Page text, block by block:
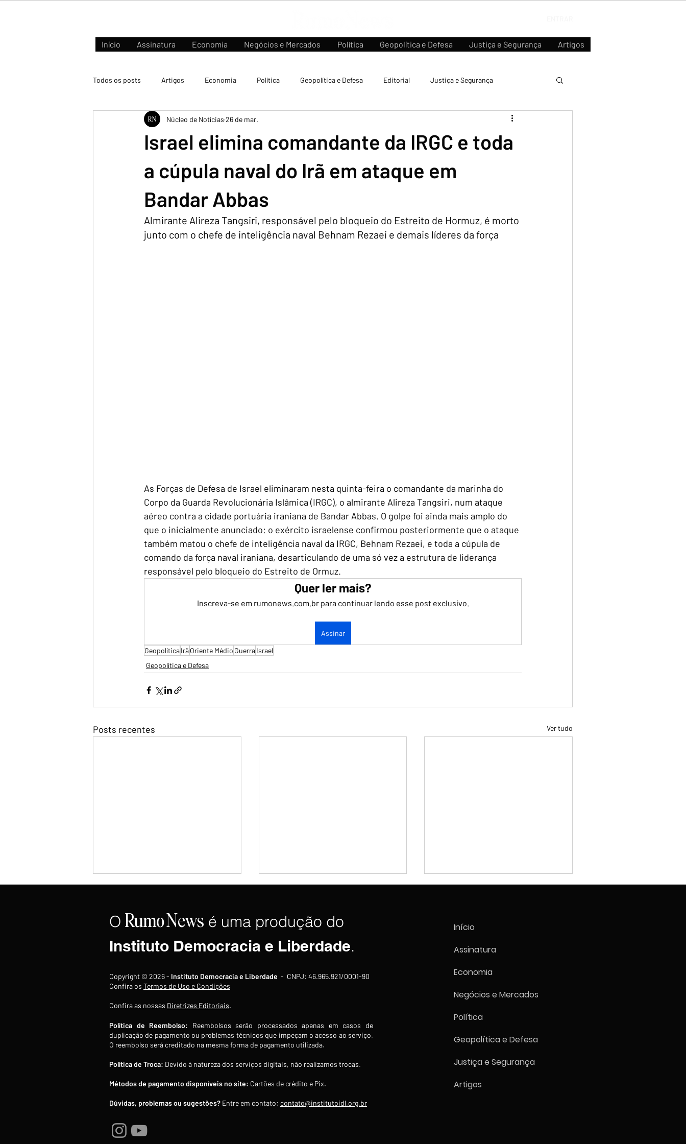
Início Assinatura Economia Negócios e Mercados Política Geopolítica e Defesa Justiça e Segurança Artigos
Todos os posts Artigos Economia Política Geopolítica e Defesa Editorial Justiça e Segurança
Negócios e Mercados
Israel elimina comandante da IRGC e toda
a cúpula naval do Irã em ataque em
Bandar Abbas
Núcleo de Notícias 26 de mar.
Almirante Alireza Tangsiri, responsável pelo bloqueio do Estreito de Hormuz, é morto
junto com o chefe de inteligência naval Behnam Rezaei e demais líderes da força
As Forças de Defesa de Israel eliminaram nesta quinta-feira o comandante da marinha do
Corpo da Guarda Revolucionária Islâmica (IRGC), o almirante Alireza Tangsiri, num ataque
aéreo contra a cidade portuária iraniana de Bandar Abbas. O golpe foi ainda mais amplo do
que o inicialmente anunciado: o exército israelense confirmou posteriormente que o ataque
também matou o chefe de inteligência naval da IRGC, Behnam Rezaei, e toda a cúpula de
comando da força naval iraniana, desarticulando de uma só vez a estrutura de liderança
responsável pelo bloqueio do Estreito de Ormuz.
Quer ler mais?
Inscreva-se em rumonews.com.br para continuar lendo esse post exclusivo.
Assinar
GeopolíticaIrãOriente Médio GuerraIsrael
Geopolítica e Defesa
Posts recentes Ver tudo
Irã quase foi alvo do "maior
ataque desde a Segunda
não aconteceu?
Agência afirma que o exército
Trump diz que dá ao Irã
operação de "decapitação"
O RumoNews é uma produção do
Instituto Democracia e Liberdade.
Copyright © 2026 - Instituto Democracia e Liberdade - CNPJ: 46.965.921/0001-90
Confira os Termos de Uso e Condições
Confira as nossas Diretrizes Editoriais.
Política de Reembolso: Reembolsos serão processados apenas em casos de
duplicação de pagamento ou problemas técnicos que impeçam o acesso ao serviço.
O reembolso será creditado na mesma forma de pagamento utilizada.
Política de Troca: Devido à natureza dos serviços digitais, não realizamos trocas.
Métodos de pagamento disponíveis no site: Cartões de crédito e Pix.
Dúvidas, problemas ou sugestões? Entre em contato: contato@institutoidl.org.br
Início
Assinatura
Economia
Negócios e Mercados
Política
Geopolítica e Defesa
Justiça e Segurança
Artigos